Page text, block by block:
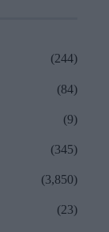
(244)
(84)
(9)
(345)
(3,850)
(23)